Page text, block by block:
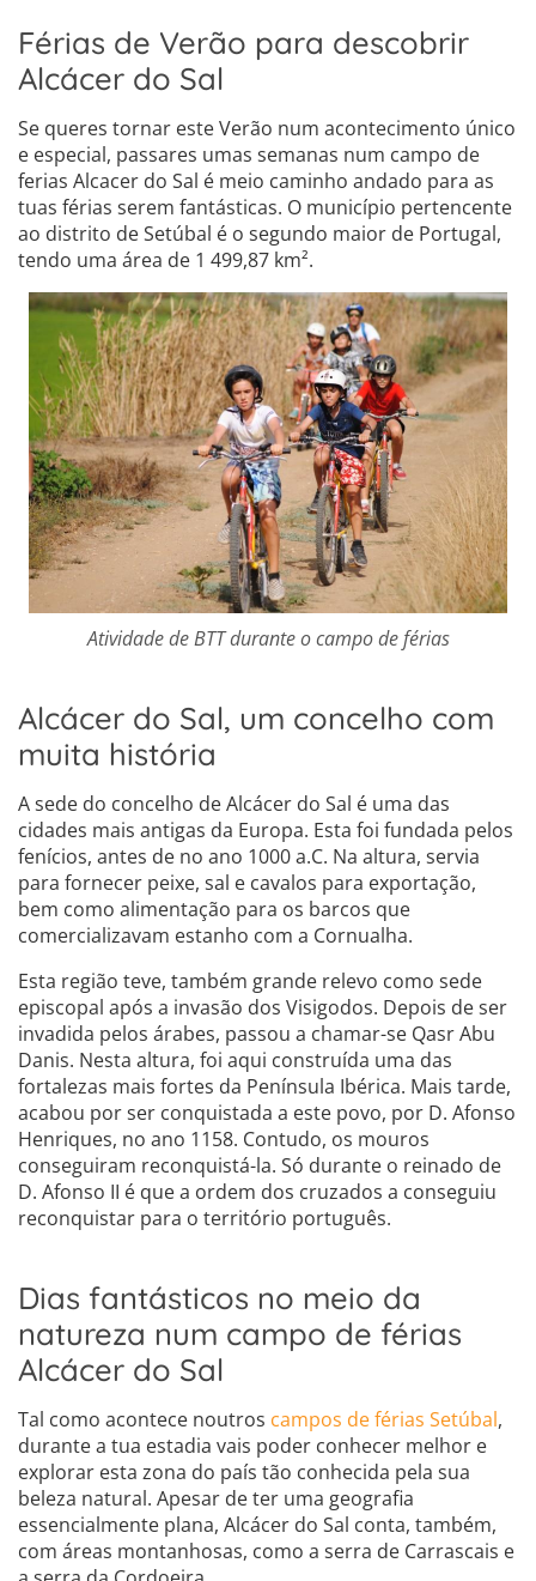
Férias de Verão para descobrir
Alcácer do Sal
Se queres tornar este Verão num acontecimento único
e especial, passares umas semanas num campo de
ferias Alcacer do Sal é meio caminho andado para as
tuas férias serem fantásticas. O município pertencente
ao distrito de Setúbal é o segundo maior de Portugal,
tendo uma área de 1 499,87 km².
Atividade de BTT durante o campo de férias
Alcácer do Sal, um concelho com
muita história
A sede do concelho de Alcácer do Sal é uma das
cidades mais antigas da Europa. Esta foi fundada pelos
fenícios, antes de no ano 1000 a.C. Na altura, servia
para fornecer peixe, sal e cavalos para exportação,
bem como alimentação para os barcos que
comercializavam estanho com a Cornualha.
Esta região teve, também grande relevo como sede
episcopal após a invasão dos Visigodos. Depois de ser
invadida pelos árabes, passou a chamar-se Qasr Abu
Danis. Nesta altura, foi aqui construída uma das
fortalezas mais fortes da Península Ibérica. Mais tarde,
acabou por ser conquistada a este povo, por D. Afonso
Henriques, no ano 1158. Contudo, os mouros
conseguiram reconquistá-la. Só durante o reinado de
D. Afonso II é que a ordem dos cruzados a conseguiu
reconquistar para o território português.
Dias fantásticos no meio da
natureza num campo de férias
Alcácer do Sal
Tal como acontece noutros campos de férias Setúbal,
durante a tua estadia vais poder conhecer melhor e
explorar esta zona do país tão conhecida pela sua
beleza natural. Apesar de ter uma geografia
essencialmente plana, Alcácer do Sal conta, também,
com áreas montanhosas, como a serra de Carrascais e